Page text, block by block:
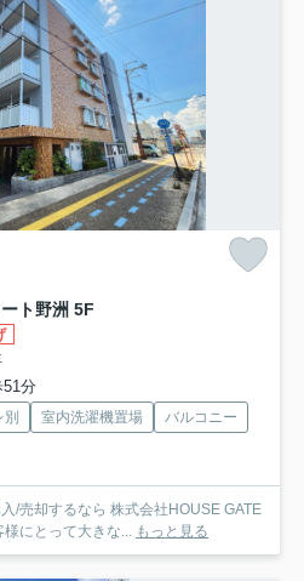
ト野洲 5F
分
室内洗濯機置場
バルコニー
/売却するなら 株式会社HOUSE GATE
にとって大きな... もっと見る